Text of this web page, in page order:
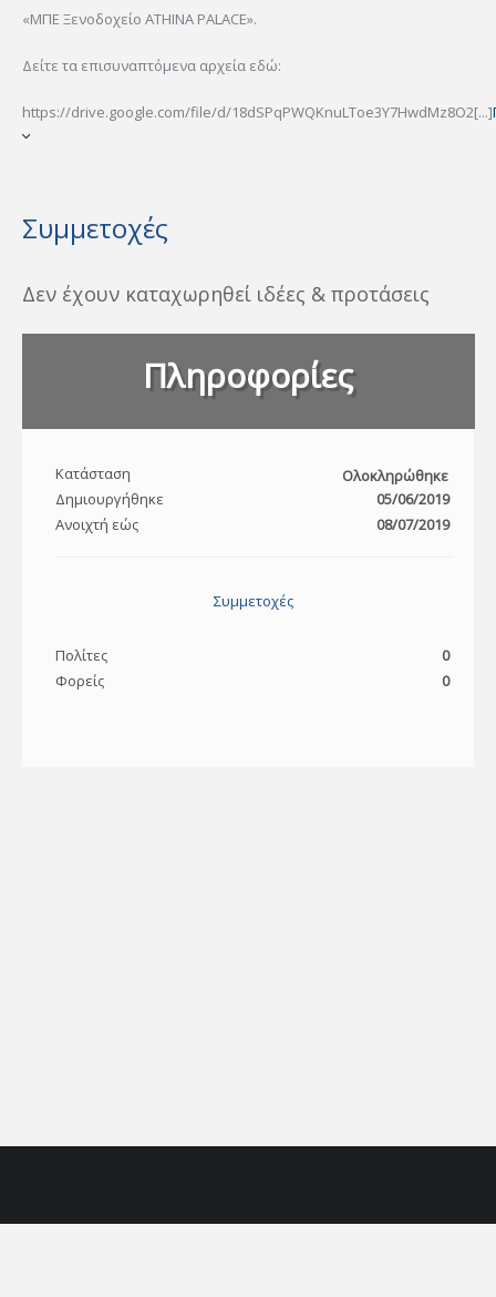
«ΜΠΕ Ξενοδοχείο ATHINA PALACE».
Δείτε τα επισυναπτόμενα αρχεία εδώ:
https://drive.google.com/file/d/18dSPqPWQKnuLToe3Y7HwdMz8O2[...]
Συμμετοχές
Δεν έχουν καταχωρηθεί ιδέες & προτάσεις
Πληροφορίες
Κατάσταση
Ολοκληρώθηκε
Δημιουργήθηκε
05/06/2019
Ανοιχτή εώς
08/07/2019
Συμμετοχές
Πολίτες
0
Φορείς
0